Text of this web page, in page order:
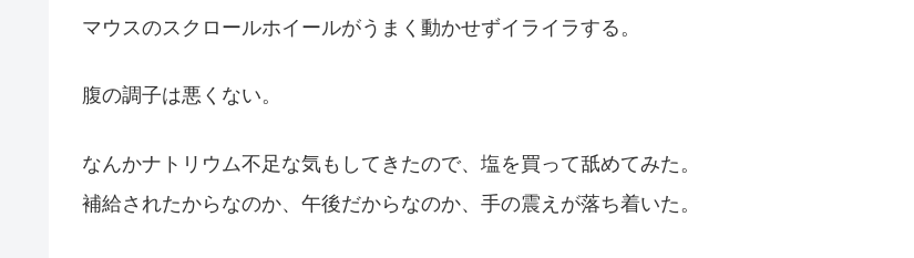
マウスのスクロールホイールがうまく動かせずイライラする。
腹の調子は悪くない。
なんかナトリウム不足な気もしてきたので、塩を買って舐めてみた。
補給されたからなのか、午後だからなのか、手の震えが落ち着いた。